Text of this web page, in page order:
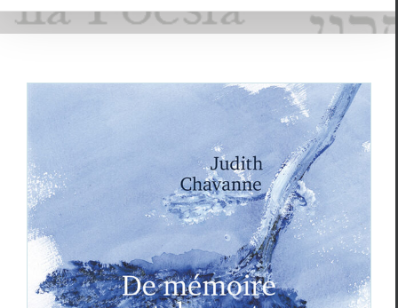
Autour des éditions L’Herbe qui